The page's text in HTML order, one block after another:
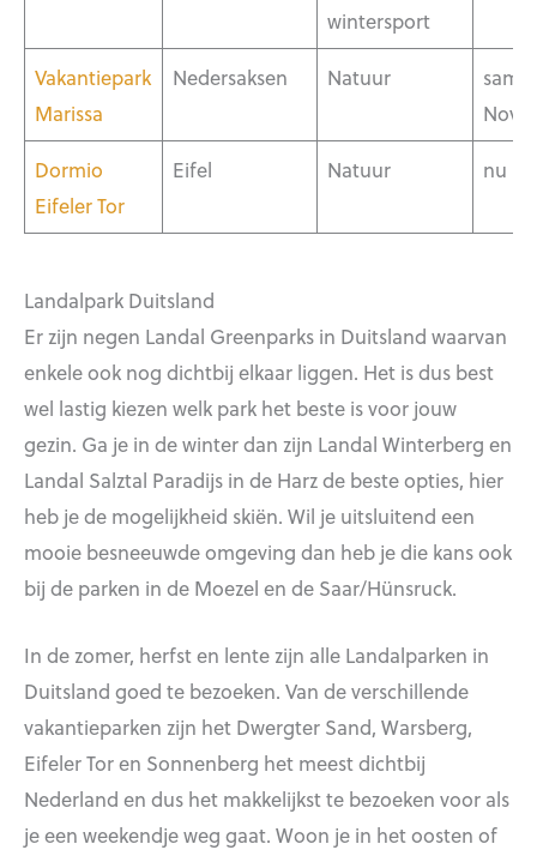
wintersport
Vakantiepark
Marissa
Nedersaksen Natuur
Dormio
Eifeler Tor
Eifel Natuur nu
Landalpark Duitsland
Er zijn negen Landal Greenparks in Duitsland waarvan
enkele ook nog dichtbij elkaar liggen. Het is dus best
wel lastig kiezen welk park het beste is voor jouw
gezin. Ga je in de winter dan zijn Landal Winterberg en
Landal Salztal Paradijs in de Harz de beste opties, hier
heb je de mogelijkheid skiën. Wil je uitsluitend een
mooie besneeuwde omgeving dan heb je die kans ook
bij de parken in de Moezel en de Saar/Hünsruck.
In de zomer, herfst en lente zijn alle Landalparken in
Duitsland goed te bezoeken. Van de verschillende
vakantieparken zijn het Dwergter Sand, Warsberg,
Eifeler Tor en Sonnenberg het meest dichtbij
Nederland en dus het makkelijkst te bezoeken voor als
je een weekendje weg gaat. Woon je in het oosten of